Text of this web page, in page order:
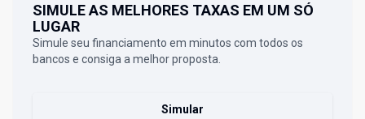
SIMULE AS MELHORES TAXAS EM UM SÓ
LUGAR
Simule seu financiamento em minutos com todos os
bancos e consiga a melhor proposta.
Simular